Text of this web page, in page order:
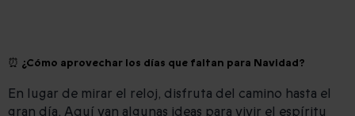
⏰ ¿Cómo aprovechar los días que faltan para Navidad?
En lugar de mirar el reloj, disfruta del camino hasta el
gran día. Aquí van algunas ideas para vivir el espíritu